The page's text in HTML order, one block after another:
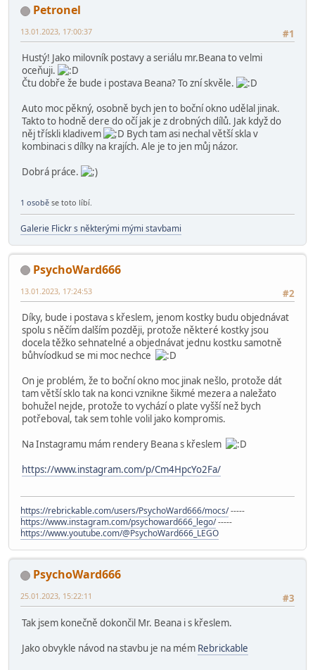
Petronel
#1
13.01.2023, 17:00:37
Hustý! Jako milovník postavy a seriálu mr.Beana to velmi
oceňuji.
Čtu dobře že bude i postava Beana? To zní skvěle.
Auto moc pěkný, osobně bych jen to boční okno udělal jinak.
Takto to hodně dere do očí jak je z drobných dílů. Jak když do
něj třískli kladivem
Bych tam asi nechal větší skla v
kombinaci s dílky na krajích. Ale je to jen můj názor.
Dobrá práce.
1 osobě se toto líbí.
Galerie Flickr s některými mými stavbami
PsychoWard666
#2
13.01.2023, 17:24:53
Díky, bude i postava s křeslem, jenom kostky budu objednávat
spolu s něčím dalším později, protože některé kostky jsou
docela těžko sehnatelné a objednávat jednu kostku samotně
bůhvíodkud se mi moc nechce
On je problém, že to boční okno moc jinak nešlo, protože dát
tam větší sklo tak na konci vznikne šikmé mezera a naležato
bohužel nejde, protože to vychází o plate vyšší než bych
potřeboval, tak sem tohle volil jako kompromis.
Na Instagramu mám rendery Beana s křeslem
https://www.instagram.com/p/Cm4HpcYo2Fa/
https://rebrickable.com/users/PsychoWard666/mocs/-----
https://www.instagram.com/psychoward666_lego/-----
https://www.youtube.com/@PsychoWard666_LEGO
PsychoWard666
#3
25.01.2023, 15:22:11
Tak jsem konečně dokončil Mr. Beana i s křeslem.
Jako obvykle návod na stavbu je na mém Rebrickable